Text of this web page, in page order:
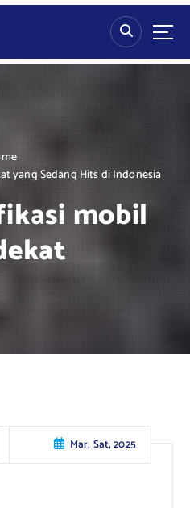
yang Sedang Hits di Indonesia
mobil
Mar, Sat, 2025